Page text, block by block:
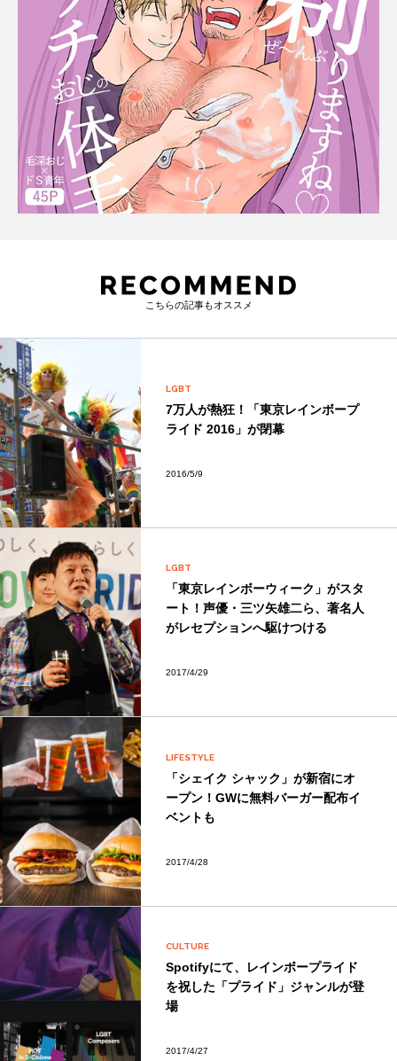
こちらの記事もオススメ
LGBT
7万人が熱狂！「東京レインボープ
ライド 2016」が閉幕
2016/5/9
LGBT
「東京レインボーウィーク」がスタ
ート！声優・三ツ矢雄二ら、著名人
がレセプションへ駆けつける
2017/4/29
LIFESTYLE
「シェイク シャック」が新宿にオ
ープン！GWに無料バーガー配布イ
ベントも
2017/4/28
CULTURE
Spotifyにて、レインボープライド
を祝した「プライド」ジャンルが登
場
2017/4/27